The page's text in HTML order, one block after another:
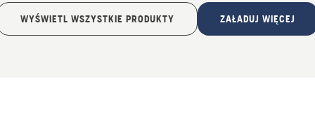
WYŚWIETL WSZYSTKIE PRODUKTY ZAŁADUJ WIĘCEJ